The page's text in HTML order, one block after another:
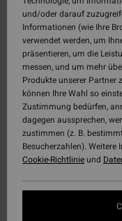
und/oder darauf
Informationen (wie Ihre
verwendet werden, um
präsentieren, um die
messen, und um mehr
Produkte unserer Partner
können Ihre Wahl so
Zustimmung bedürfen,
dagegen aussprechen,
zustimmen (z. B.
Besucherzahlen).
Cookie-Richtlinieund